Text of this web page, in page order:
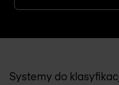
Systemy do